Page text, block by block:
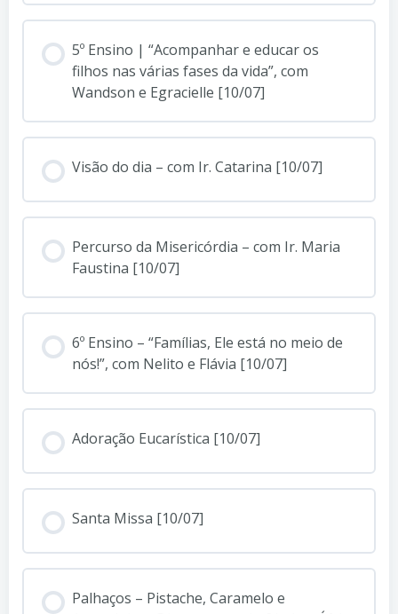
5º Ensino | “Acompanhar e educar os
filhos nas várias fases da vida”, com
Wandson e Egracielle [10/07]
Visão do dia – com Ir. Catarina [10/07]
Percurso da Misericórdia – com Ir. Maria
Faustina [10/07]
6º Ensino – “Famílias, Ele está no meio de
nós!”, com Nelito e Flávia [10/07]
Adoração Eucarística [10/07]
Santa Missa [10/07]
Palhaços – Pistache, Caramelo e